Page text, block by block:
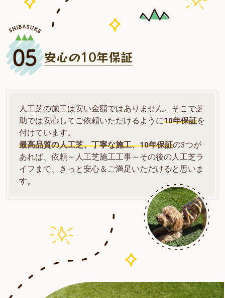
安心の10年保証
人工芝の施工は安い金額ではありません。そこで芝
助では安心してご依頼いただけるように10年保証を
付けています。
最高品質の人工芝、丁寧な施工、10年保証の3つが
あれば、依頼～人工芝施工工事～その後の人工芝ラ
イフまで、きっと安心＆ご満足いただけると思いま
す。